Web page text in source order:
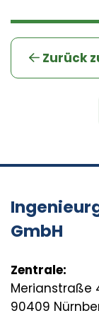
Zurück
GmbH
Zentrale:
Merianstraße
90409